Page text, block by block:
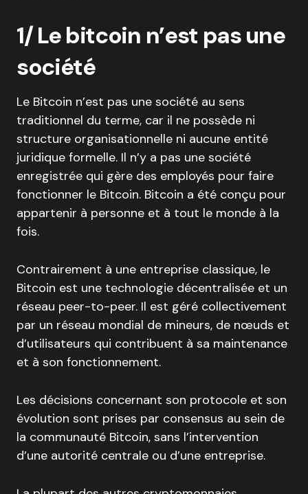
1/ Le bitcoin n’est pas une
société
Le Bitcoin n’est pas une société au sens
traditionnel du terme, car il ne possède ni
structure organisationnelle ni aucune entité
juridique formelle. Il n’y a pas une société
enregistrée qui gère des employés pour faire
fonctionner le Bitcoin. Bitcoin a été conçu pour
appartenir à personne et à tout le monde à la
fois.
Contrairement à une entreprise classique, le
Bitcoin est une technologie décentralisée et un
réseau peer-to-peer. Il est géré collectivement
par un réseau mondial de mineurs, de nœuds et
d’utilisateurs qui contribuent à sa maintenance
et à son fonctionnement.
Les décisions concernant son protocole et son
évolution sont prises par consensus au sein de
la communauté Bitcoin, sans l’intervention
d’une autorité centrale ou d’une entreprise.